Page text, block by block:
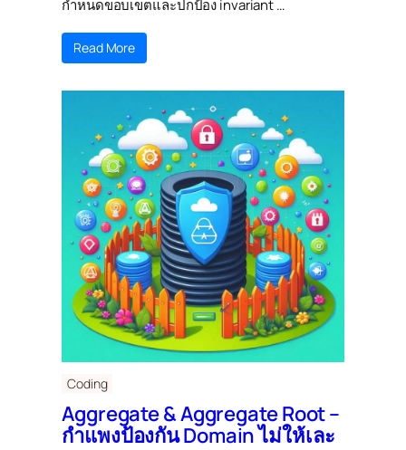
กำหนดขอบเขตและปกป้อง invariant …
Read More
Coding
Aggregate & Aggregate Root –
กำแพงป้องกัน Domain ไม่ให้เละ